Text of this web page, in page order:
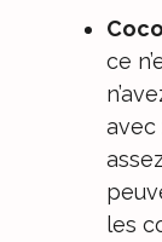
ce
avec
les